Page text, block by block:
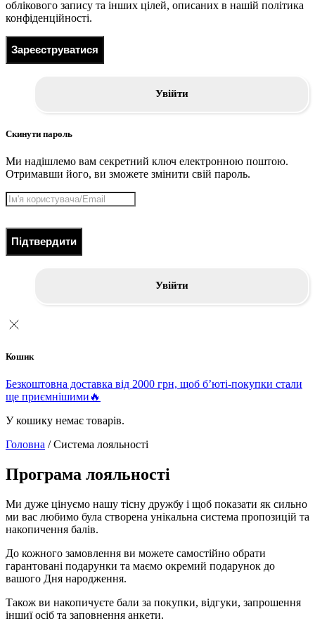
облікового запису та інших цілей, описаних в нашій політика
конфіденційності.
Зареєструватися
Увійти
Скинути пароль
Ми надішлемо вам секретний ключ електронною поштою.
Отримавши його, ви зможете змінити свій пароль.
Підтвердити
Увійти
Кошик
Безкоштовна доставка від 2000 грн, щоб б’юті-покупки стали
ще приємнішими🔥
У кошику немає товарів.
Головна / Система лояльності
Програма лояльності
Ми дуже цінуємо нашу тісну дружбу і щоб показати як сильно
ми вас любимо була створена унікальна система пропозицій та
накопичення балів.
До кожного замовлення ви можете самостійно обрати
гарантовані подарунки та маємо окремий подарунок до
вашого Дня народження.
Також ви накопичуєте бали за покупки, відгуки, запрошення
іншиї осіб та заповнення анкети.